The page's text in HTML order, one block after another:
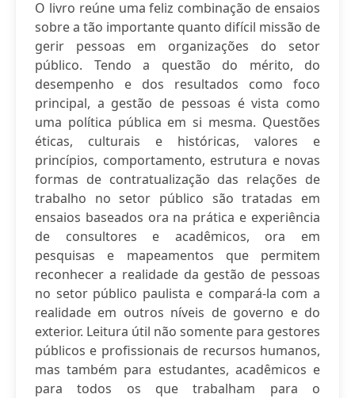
O livro reúne uma feliz combinação de ensaios
sobre a tão importante quanto difícil missão de
gerir pessoas em organizações do setor
público. Tendo a questão do mérito, do
desempenho e dos resultados como foco
principal, a gestão de pessoas é vista como
uma política pública em si mesma. Questões
éticas, culturais e históricas, valores e
princípios, comportamento, estrutura e novas
formas de contratualização das relações de
trabalho no setor público são tratadas em
ensaios baseados ora na prática e experiência
de consultores e acadêmicos, ora em
pesquisas e mapeamentos que permitem
reconhecer a realidade da gestão de pessoas
no setor público paulista e compará-la com a
realidade em outros níveis de governo e do
exterior. Leitura útil não somente para gestores
públicos e profissionais de recursos humanos,
mas também para estudantes, acadêmicos e
para todos os que trabalham para o